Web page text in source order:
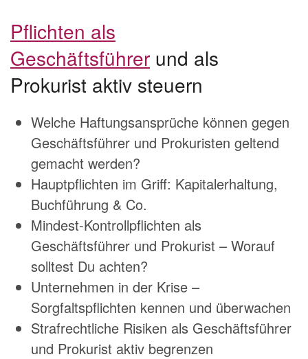
Pflichten als
Geschäftsführer und als
Prokurist aktiv steuern
Welche Haftungsansprüche können gegen
Geschäftsführer und Prokuristen geltend
gemacht werden?
Hauptpflichten im Griff: Kapitalerhaltung,
Buchführung & Co.
Mindest-Kontrollpflichten als
Geschäftsführer und Prokurist – Worauf
solltest Du achten?
Unternehmen in der Krise –
Sorgfaltspflichten kennen und überwachen
Strafrechtliche Risiken als Geschäftsführer
und Prokurist aktiv begrenzen